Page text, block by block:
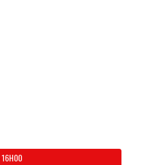
16H00